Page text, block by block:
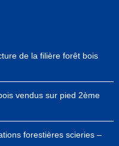
de la filière forêt bois
vendus sur pied 2ème
forestières scieries –